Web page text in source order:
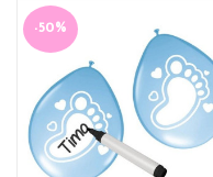
-50%